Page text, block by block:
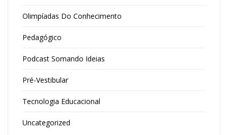
Olimpíadas Do Conhecimento
Pedagógico
Podcast Somando Ideias
Pré-Vestibular
Tecnologia Educacional
Uncategorized